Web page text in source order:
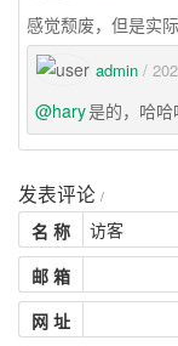
感觉颓废，但是实
admin /
@hary是的，哈哈
发表评论 /
名 称
邮 箱
网 址